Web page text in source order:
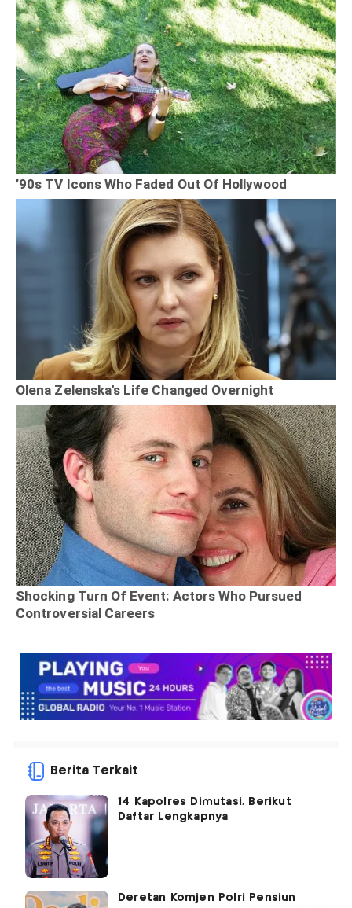
Berita Terkait
14 Kapolres Dimutasi, Berikut
Daftar Lengkapnya
Deretan Komjen Polri Pensiun